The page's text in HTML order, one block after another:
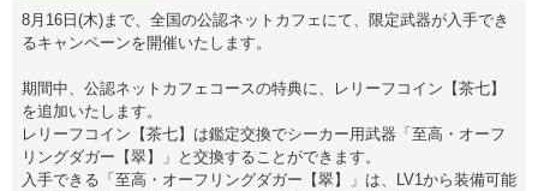
8月16日(木)まで、全国の公認ネットカフェにて、限定武器が入手でき
るキャンペーンを開催いたします。
期間中、公認ネットカフェコースの特典に、レリーフコイン【茶七】
を追加いたします。
レリーフコイン【茶七】は鑑定交換でシーカー用武器「至高・オーフ
リングダガー【翠】」と交換することができます。
入手できる「至高・オーフリングダガー【翠】」は、LV1から装備可能